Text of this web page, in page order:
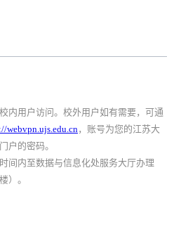
内用户访问。校外用户如有需要，可通
webvpn.ujs.edu.cn，账号为您的江苏大
户的密码。
间内至数据与信息化处服务大厅办理
）。